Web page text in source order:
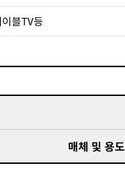
블TV등
매체 및 용도